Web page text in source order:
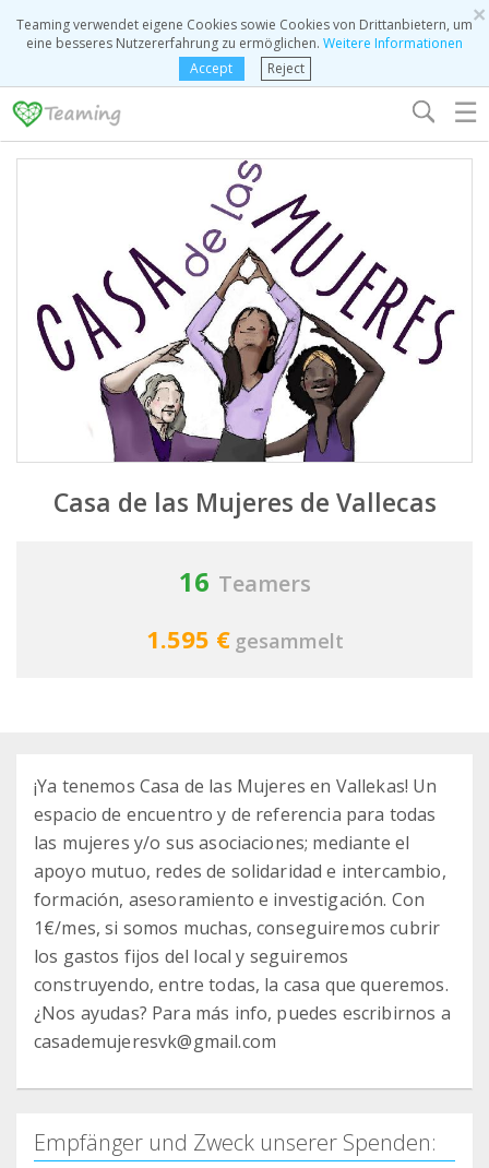
×
Teaming verwendet eigene Cookies sowie Cookies von Drittanbietern, um
eine besseres Nutzererfahrung zu ermöglichen. Weitere Informationen
Accept
Reject
☰
Casa de las Mujeres de Vallecas
16 Teamers
1.595 € gesammelt
¡Ya tenemos Casa de las Mujeres en Vallekas! Un
espacio de encuentro y de referencia para todas
las mujeres y/o sus asociaciones; mediante el
apoyo mutuo, redes de solidaridad e intercambio,
formación, asesoramiento e investigación. Con
1€/mes, si somos muchas, conseguiremos cubrir
los gastos fijos del local y seguiremos
construyendo, entre todas, la casa que queremos.
¿Nos ayudas? Para más info, puedes escribirnos a
casademujeresvk@gmail.com
Empfänger und Zweck unserer Spenden: